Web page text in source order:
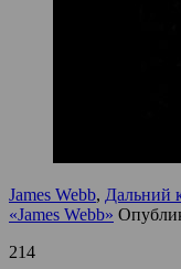
James Webb, Дальний
«James Webb»
214